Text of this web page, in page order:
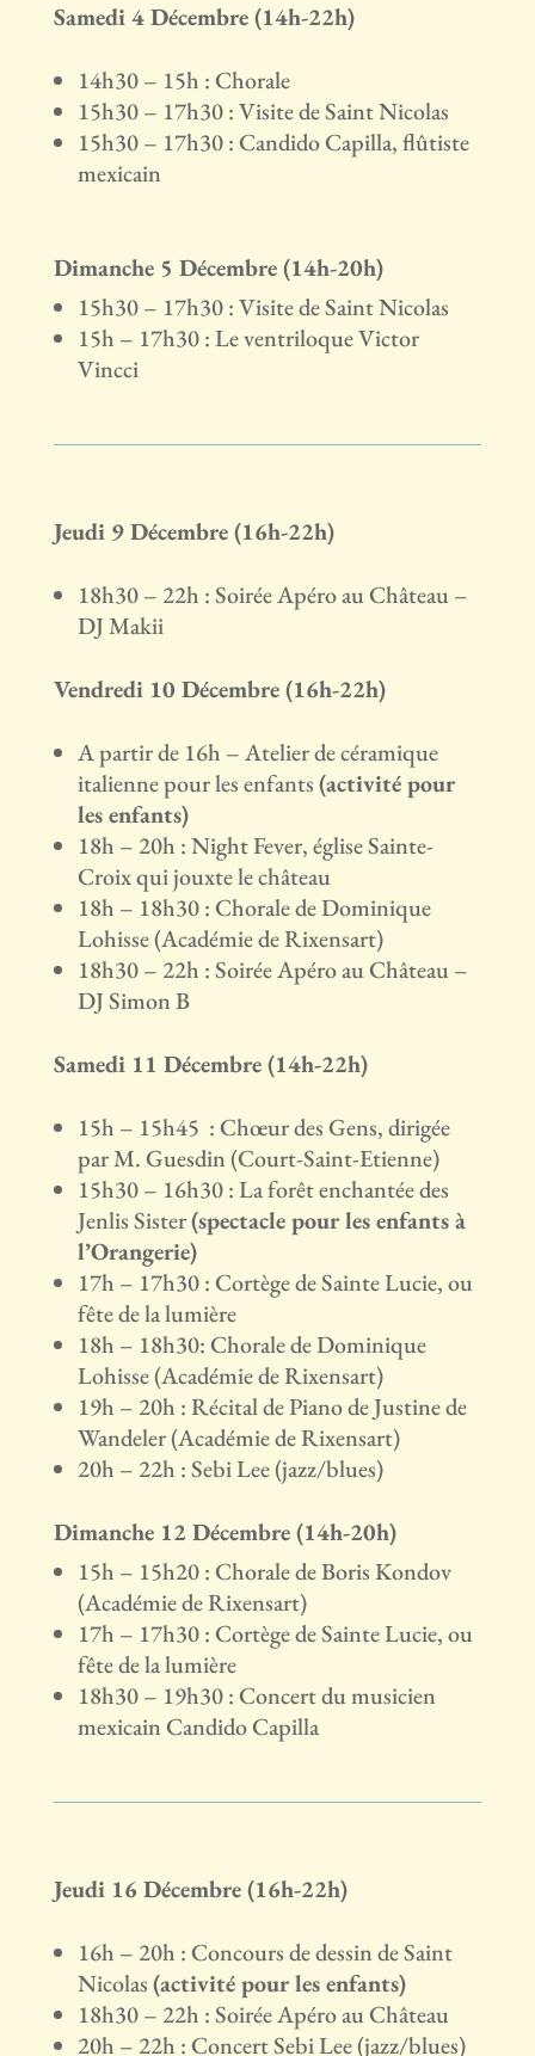
Samedi 4 Décembre (14h-22h)
14h30 – 15h : Chorale
15h30 – 17h30 : Visite de Saint Nicolas
15h30 – 17h30 : Candido Capilla, flûtiste
mexicain
Dimanche 5 Décembre (14h-20h)
15h30 – 17h30 : Visite de Saint Nicolas
15h – 17h30 : Le ventriloque Victor
Vincci
Jeudi 9 Décembre (16h-22h)
18h30 – 22h : Soirée Apéro au Château –
DJ Makii
Vendredi 10 Décembre (16h-22h)
A partir de 16h – Atelier de céramique
italienne pour les enfants(activité pour
les enfants)
18h – 20h : Night Fever, église Sainte-
Croix qui jouxte le château
18h – 18h30 : Chorale de Dominique
Lohisse (Académie de Rixensart)
18h30 – 22h : Soirée Apéro au Château –
DJ Simon B
Samedi 11 Décembre (14h-22h)
15h – 15h45 : Chœur des Gens, dirigée
par M. Guesdin (Court-Saint-Etienne)
15h30 – 16h30 : La forêt enchantée des
Jenlis Sister(spectacle pour les enfants à
l’Orangerie)
17h – 17h30 : Cortège de Sainte Lucie, ou
fête de la lumière
18h – 18h30: Chorale de Dominique
Lohisse (Académie de Rixensart)
19h – 20h : Récital de Piano de Justine de
Wandeler (Académie de Rixensart)
20h – 22h : Sebi Lee (jazz/blues)
Dimanche 12 Décembre (14h-20h)
15h – 15h20 : Chorale de Boris Kondov
(Académie de Rixensart)
17h – 17h30 : Cortège de Sainte Lucie, ou
fête de la lumière
18h30 – 19h30 : Concert du musicien
mexicain Candido Capilla
Jeudi 16 Décembre (16h-22h)
16h – 20h : Concours de dessin de Saint
Nicolas(activité pour les enfants)
18h30 – 22h : Soirée Apéro au Château
20h – 22h : Concert Sebi Lee (jazz/blues)